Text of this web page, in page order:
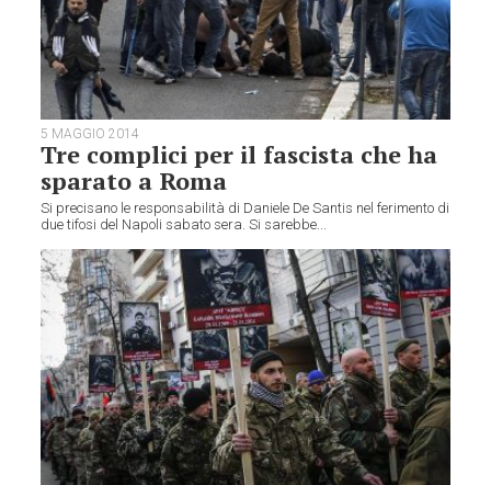
5 MAGGIO 2014
Tre complici per il fascista che ha
sparato a Roma
Si precisano le responsabilità di Daniele De Santis nel ferimento di
due tifosi del Napoli sabato sera. Si sarebbe...